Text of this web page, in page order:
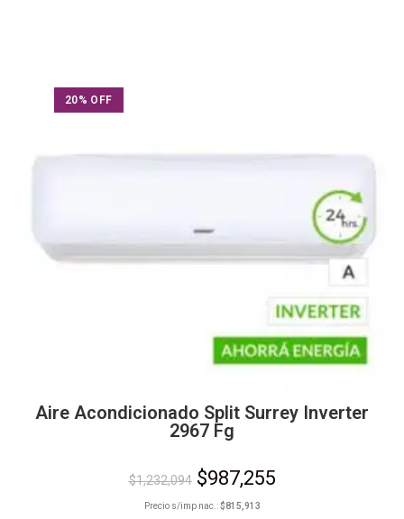
20% OFF
Aire Acondicionado Split Surrey Inverter
2967 Fg
$1,232,094 $987,255
Precio s/imp nac.:$815,913